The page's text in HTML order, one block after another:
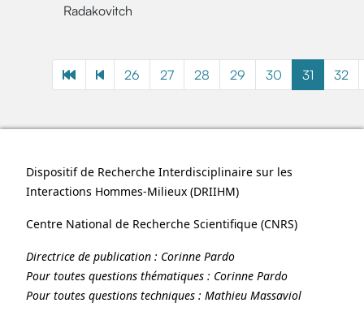
Radakovitch
26 27 28 29 30 31 32
Dispositif de Recherche Interdisciplinaire sur les
Interactions Hommes-Milieux (DRIIHM)
Centre National de Recherche Scientifique (CNRS)
Directrice de publication : Corinne Pardo
Pour toutes questions thématiques : Corinne Pardo
Pour toutes questions techniques : Mathieu Massaviol